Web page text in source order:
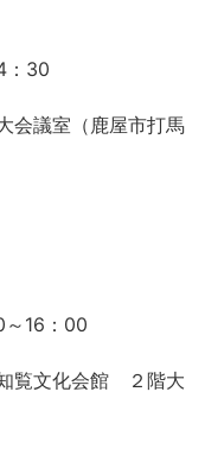
：30
議室（鹿屋市打馬
16：00
文化会館 ２階大